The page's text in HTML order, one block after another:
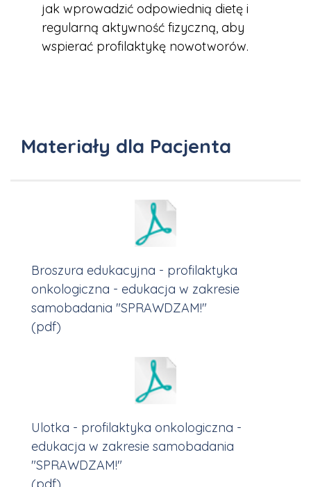
jak wprowadzić odpowiednią dietę i
regularną aktywność fizyczną, aby
wspierać profilaktykę nowotworów.
Materiały dla Pacjenta
Broszura edukacyjna - profilaktyka
onkologiczna - edukacja w zakresie
samobadania "SPRAWDZAM!"
(pdf)
Ulotka - profilaktyka onkologiczna -
edukacja w zakresie samobadania
"SPRAWDZAM!"